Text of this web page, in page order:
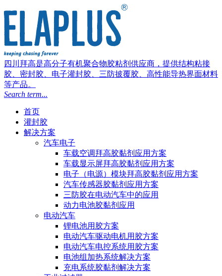
四川拜高是高分子有机聚合物胶粘剂供应商，提供结构粘接
胶、密封胶、电子灌封胶、三防披覆胶、高性能导热界面材料
等产品。
Search term...
首页
灌封胶
解决方案
汽车电子
车载空调拜高胶黏剂应用方案
车载显示屏拜高胶黏剂应用方案
电子（电源）模块拜高胶黏剂应用方案
汽车传感器胶黏剂应用方案
三防胶在电动汽车中的应用
动力电池胶黏剂应用
电动汽车
锂电池用胶方案
电动汽车驱动电机用胶方案
电动汽车电控系统用胶方案
电池组加热系统解决方案
充电系统胶黏剂解决方案